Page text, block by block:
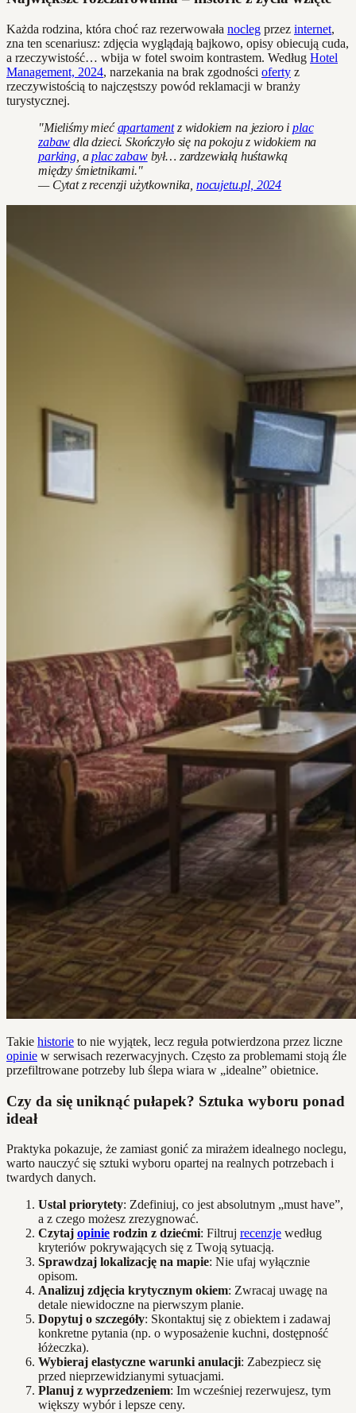
Każda rodzina, która choć raz rezerwowała nocleg przez internet,
zna ten scenariusz: zdjęcia wyglądają bajkowo, opisy obiecują cuda,
a rzeczywistość… wbija w fotel swoim kontrastem. Według Hotel
Management, 2024, narzekania na brak zgodności oferty z
rzeczywistością to najczęstszy powód reklamacji w branży
turystycznej.
"Mieliśmy miećapartamentz widokiem na jezioro iplac
zabaw dla dzieci. Skończyło się na pokoju z widokiem na
parking, aplac zabawbył… zardzewiałą huśtawką
między śmietnikami."
— Cytat z recenzji użytkownika, nocujetu.pl, 2024
Takie historie to nie wyjątek, lecz reguła potwierdzona przez liczne
opinie w serwisach rezerwacyjnych. Często za problemami stoją źle
przefiltrowane potrzeby lub ślepa wiara w „idealne” obietnice.
Czy da się uniknąć pułapek? Sztuka wyboru ponad
ideał
Praktyka pokazuje, że zamiast gonić za mirażem idealnego noclegu,
warto nauczyć się sztuki wyboru opartej na realnych potrzebach i
twardych danych.
Ustal priorytety: Zdefiniuj, co jest absolutnym „must have”,
a z czego możesz zrezygnować.
Czytaj opinie rodzin z dziećmi: Filtruj recenzje według
kryteriów pokrywających się z Twoją sytuacją.
Sprawdzaj lokalizację na mapie: Nie ufaj wyłącznie
opisom.
Analizuj zdjęcia krytycznym okiem: Zwracaj uwagę na
detale niewidoczne na pierwszym planie.
Dopytuj o szczegóły: Skontaktuj się z obiektem i zadawaj
konkretne pytania (np. o wyposażenie kuchni, dostępność
łóżeczka).
Wybieraj elastyczne warunki anulacji: Zabezpiecz się
przed nieprzewidzianymi sytuacjami.
Planuj z wyprzedzeniem: Im wcześniej rezerwujesz, tym
większy wybór i lepsze ceny.